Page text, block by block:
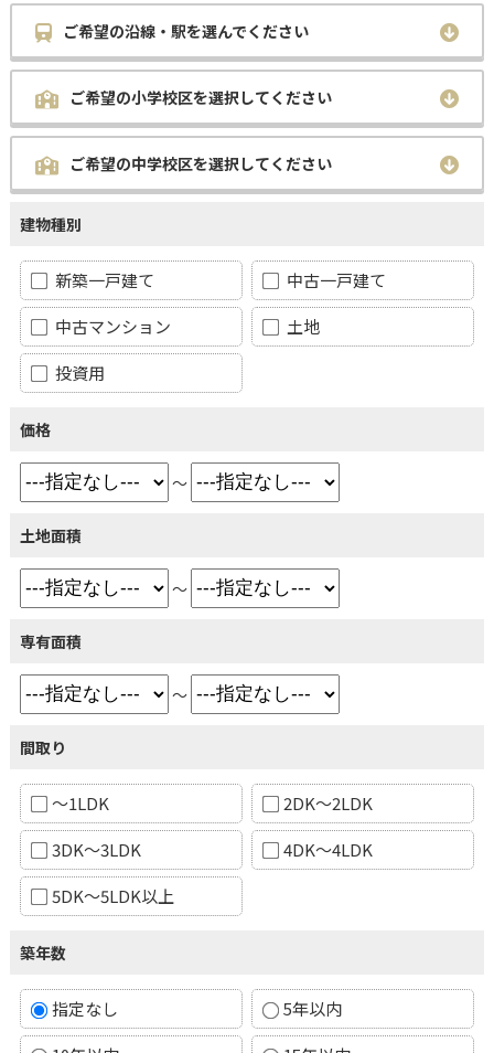
ご希望の沿線・駅を選んでください
ご希望の小学校区を選択してください
ご希望の中学校区を選択してください
建物種別
新築一戸建て
中古一戸建て
中古マンション
土地
投資用
価格
～
土地面積
～
専有面積
～
間取り
～1LDK
2DK～2LDK
3DK～3LDK
4DK～4LDK
5DK～5LDK以上
築年数
指定なし
5年以内